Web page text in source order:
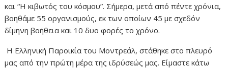
και “Η κιβωτός του κόσμου”. Σήμερα, μετά από πέντε χρόνια,
βοηθάμε 55 οργανισμούς, εκ των οποίων 45 με σχεδόν
δίμηνη βοήθεια και 10 δυο φορές το χρόνο.
Η Ελληνική Παροικία του Μοντρεάλ, στάθηκε στο πλευρό
μας από την πρώτη μέρα της ιδρύσεώς μας. Είμαστε κάτω